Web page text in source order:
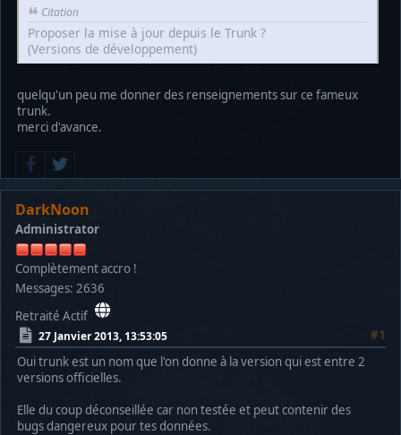
Citation
Proposer la mise à jour depuis le Trunk ?
(Versions de développement)
quelqu'un peu me donner des renseignements sur ce fameux
trunk.
merci d'avance.
DarkNoon
Administrator
Complètement accro !
Messages: 2636
Retraité Actif
27 Janvier 2013, 13:53:05
#1
Oui trunk est un nom que l'on donne à la version qui est entre 2
versions officielles.
Elle du coup déconseillée car non testée et peut contenir des
bugs dangereux pour tes données.